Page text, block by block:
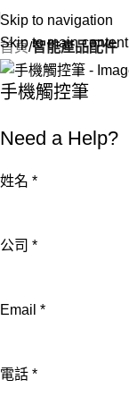
Skip to navigation
Skip to main content
首頁 智能產品配件
手機觸控筆
Need a Help?
姓名 *
公司 *
Email *
電話 *